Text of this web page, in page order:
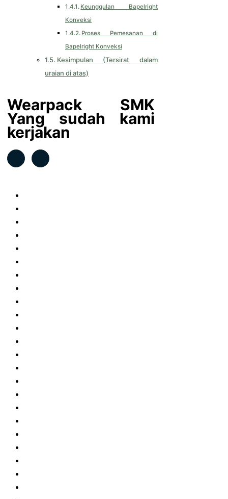
Keunggulan Bapelright
Konveksi
Proses Pemesanan di
Bapelright Konveksi
Kesimpulan (Tersirat dalam
uraian di atas)
Wearpack SMK
Yang sudah kami
kerjakan